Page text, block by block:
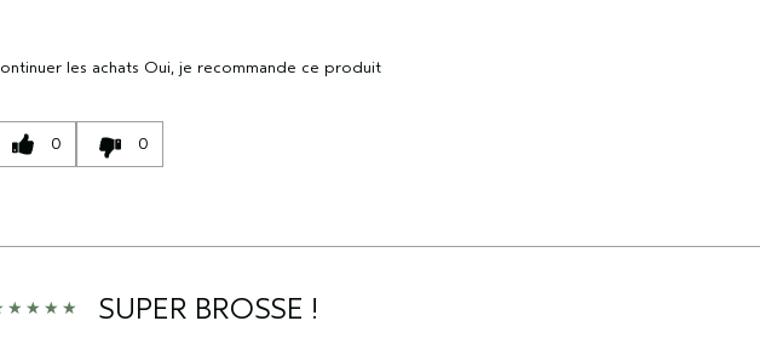
les achats Oui, je recommande ce produit
0 0
SUPER BROSSE !